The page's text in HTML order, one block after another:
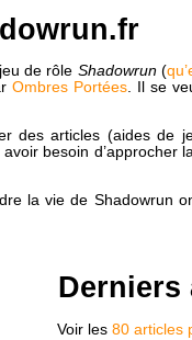
de rôle Shadowrun(
Ombres Portées. Il se
des articles (aides de
besoin d’approcher
la vie de Shadowrun
Derniers
Voir les 80 articles